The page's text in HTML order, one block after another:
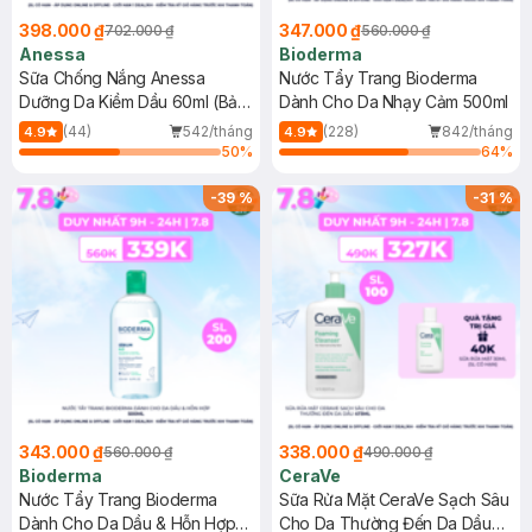
398.000 ₫702.000 ₫
Anessa
Sữa Chống Nắng Anessa
Dưỡng Da Kiềm Dầu 60ml (Bản
Mới)
4.9 (44)
542/tháng
50%
347.000 ₫560.000 ₫
Bioderma
Nước Tẩy Trang Bioderma
Dành Cho Da Nhạy Cảm 500ml
4.9 (228)
842/tháng
64%
-39%
343.000 ₫560.000 ₫
Bioderma
Nước Tẩy Trang Bioderma
Dành Cho Da Dầu & Hỗn Hợp
-31%
338.000 ₫490.000 ₫
CeraVe
Sữa Rửa Mặt CeraVe Sạch Sâu
Cho Da Thường Đến Da Dầu